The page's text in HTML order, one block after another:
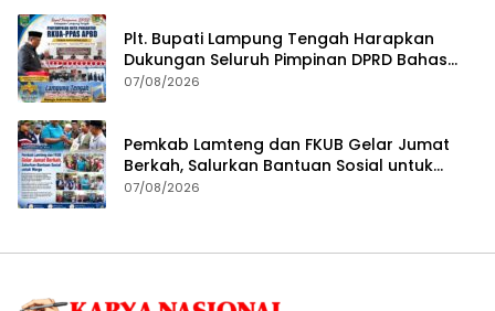
Plt. Bupati Lampung Tengah Harapkan
Dukungan Seluruh Pimpinan DPRD Bahas
RKUA-PPAS APBD Tahun 2027
07/08/2026
Pemkab Lamteng dan FKUB Gelar Jumat
Berkah, Salurkan Bantuan Sosial untuk
Warga
07/08/2026